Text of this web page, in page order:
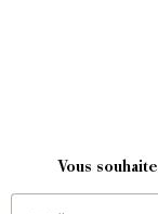
Vous